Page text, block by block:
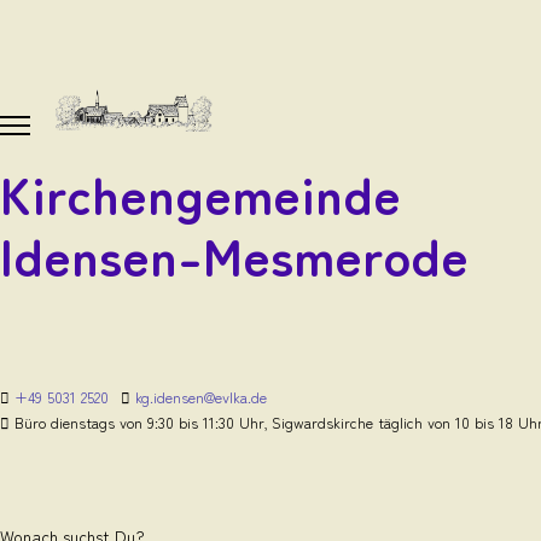
Kirchengemeinde
Idensen-Mesmerode
+49 5031 2520
kg.idensen@evlka.de
Büro dienstags von 9:30 bis 11:30 Uhr, Sigwardskirche täglich von 10 bis 18
Wonach suchst Du?